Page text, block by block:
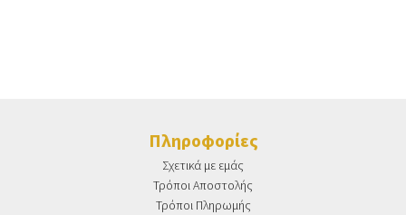
Πληροφορίες
Σχετικά με εμάς
Τρόποι Αποστολής
Τρόποι Πληρωμής